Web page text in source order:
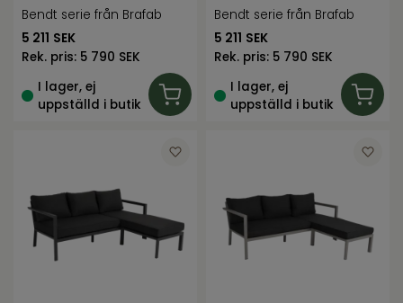
Orange
Bendt serie från Brafab
5 211 SEK
Rek. pris: 5 790 SEK
I lager, ej
uppställd i butik
Bendt serie från Brafab
5 211 SEK
Rek. pris: 5 790 SEK
I lager, ej
uppställd i butik